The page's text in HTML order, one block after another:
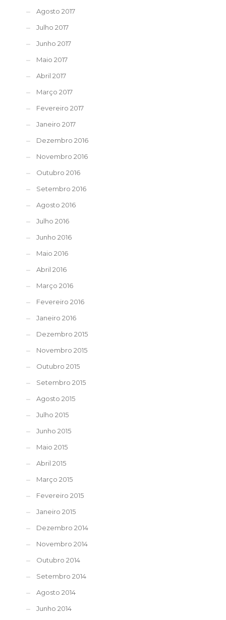
Agosto 2017
Julho 2017
Junho 2017
Maio 2017
Abril 2017
Março 2017
Fevereiro 2017
Janeiro 2017
Dezembro 2016
Novembro 2016
Outubro 2016
Setembro 2016
Agosto 2016
Julho 2016
Junho 2016
Maio 2016
Abril 2016
Março 2016
Fevereiro 2016
Janeiro 2016
Dezembro 2015
Novembro 2015
Outubro 2015
Setembro 2015
Agosto 2015
Julho 2015
Junho 2015
Maio 2015
Abril 2015
Março 2015
Fevereiro 2015
Janeiro 2015
Dezembro 2014
Novembro 2014
Outubro 2014
Setembro 2014
Agosto 2014
Junho 2014